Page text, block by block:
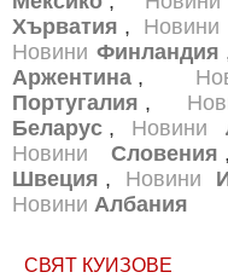
Хърватия , Новини
Новини Финландия
Аржентина ,
Португалия ,
Беларус , Новини
Новини
Словения
Швеция , Новини
Новини Албания
СВЯТ КУИЗОВЕ